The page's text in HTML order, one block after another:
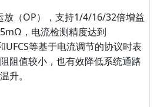
放（OP），支持1/4/16/32倍增益
，电流检测精度达到
UFCS等基于电流调节的协议时表
阻值较小，也有效降低系统通路
升。